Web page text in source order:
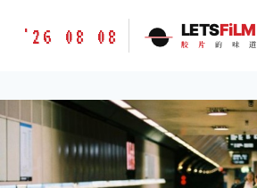
胶
味
道
LETSFILM
'26 08 08 LETSFiLM
胶 片 的 味 道